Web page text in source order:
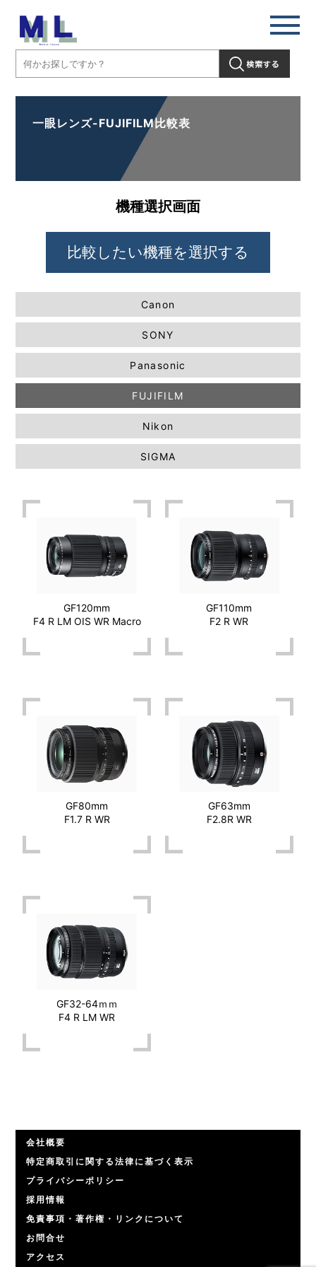
一眼レンズ-FUJIFILM比較表
機種選択画面
Canon
SONY
Panasonic
FUJIFILM
Nikon
SIGMA
GF120mm
F4 R LM OIS WR Macro
GF110mm
F2 R WR
GF80mm
F1.7 R WR
GF63mm
F2.8R WR
GF32-64ｍｍ
F4 R LM WR
会社概要
特定商取引に関する法律に基づく表示
プライバシーポリシー
採用情報
免責事項・著作権・リンクについて
お問合せ
アクセス